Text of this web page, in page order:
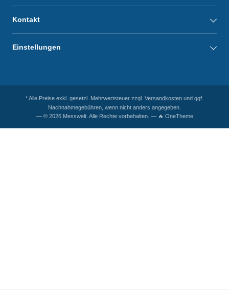
Kontakt
Einstellungen
* Alle Preise exkl. gesetzl. Mehrwertsteuer zzgl. Versandkosten und ggf.
Nachnahmegebühren, wenn nicht anders angegeben.
— © 2026 Messwelt. Alle Rechte vorbehalten. — 🔥 OneTheme